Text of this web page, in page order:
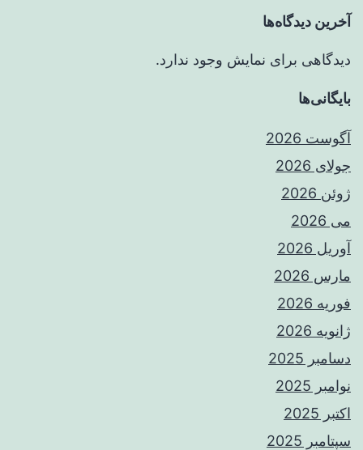
آخرین دیدگاه‌ها
دیدگاهی برای نمایش وجود ندارد.
بایگانی‌ها
آگوست 2026
جولای 2026
ژوئن 2026
می 2026
آوریل 2026
مارس 2026
فوریه 2026
ژانویه 2026
دسامبر 2025
نوامبر 2025
اکتبر 2025
سپتامبر 2025